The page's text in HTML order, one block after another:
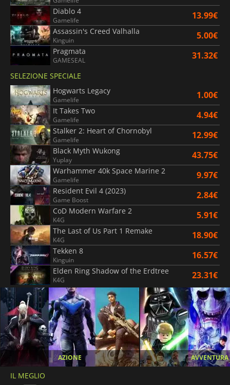
Diablo 4
Gamelife 13.99€
Assassin's Creed Valhalla
Kinguin 5.00€
Pragmata
GAMESEAL 31.32€
SELEZIONE SPECIALE
Hogwarts Legacy
Gamelife 1.00€
It Takes Two
Gamelife 4.94€
Stalker 2: Heart of Chornobyl
Gamelife 12.99€
Black Myth Wukong
Yuplay 43.75€
Warhammer 40k Space Marine 2
Gamelife 9.97€
Resident Evil 4 (2023)
Game Boost 2.84€
CoD Modern Warfare 2
K4G 5.91€
The Last of Us Part 1 Remake
K4G 18.90€
Tekken 8
Kinguin 16.57€
Elden Ring Shadow of the Erdtree
K4G 23.31€
AZIONE AVVENTURA
IL MEGLIO